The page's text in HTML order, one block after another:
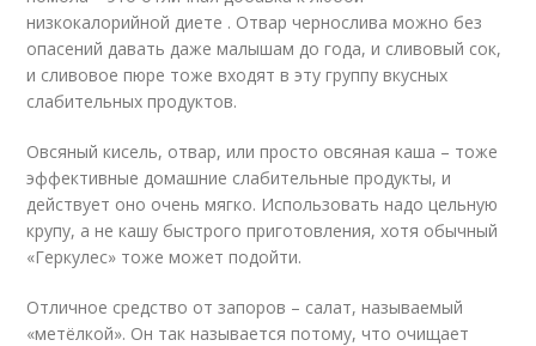
низкокалорийной диете . Отвар чернослива можно без
опасений давать даже малышам до года, и сливовый сок,
и сливовое пюре тоже входят в эту группу вкусных
слабительных продуктов.
Овсяный кисель, отвар, или просто овсяная каша – тоже
эффективные домашние слабительные продукты, и
действует оно очень мягко. Использовать надо цельную
крупу, а не кашу быстрого приготовления, хотя обычный
«Геркулес» тоже может подойти.
Отличное средство от запоров – салат, называемый
«метёлкой». Он так называется потому, что очищает